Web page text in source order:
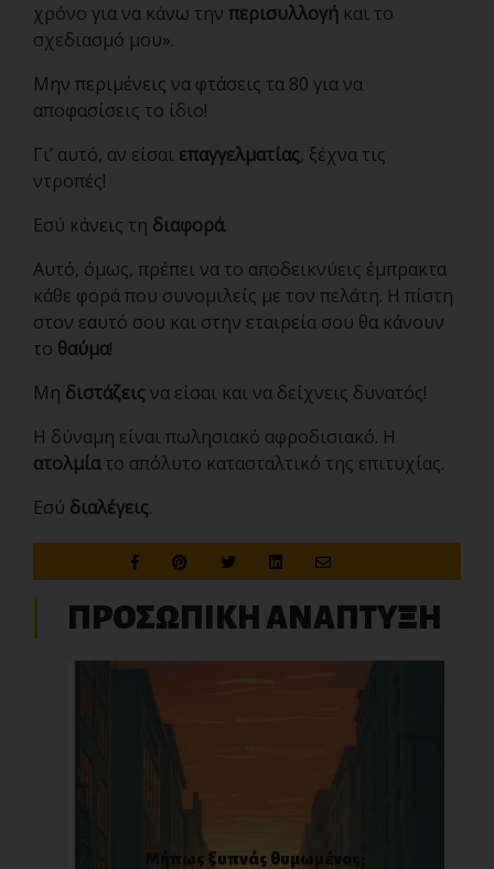
χρόνο για να κάνω την περισυλλογή και το
σχεδιασμό μου».
Μην περιμένεις να φτάσεις τα 80 για να
αποφασίσεις το ίδιο!
Γι’ αυτό, αν είσαι επαγγελματίας, ξέχνα τις
ντροπές!
Εσύ κάνεις τη διαφορά.
Αυτό, όμως, πρέπει να το αποδεικνύεις έμπρακτα
κάθε φορά που συνομιλείς με τον πελάτη. Η πίστη
στον εαυτό σου και στην εταιρεία σου θα κάνουν
το θαύμα!
Μη διστάζειςνα είσαι και να δείχνεις δυνατός!
Η δύναμη είναι πωλησιακό αφροδισιακό. Η
ατολμίατο απόλυτο κατασταλτικό της επιτυχίας.
Εσύ διαλέγεις.
ΠΡΟΣΩΠΙΚΗ ΑΝΑΠΤΥΞΗ
Μήπως ξυπνάς θυμωμένος;